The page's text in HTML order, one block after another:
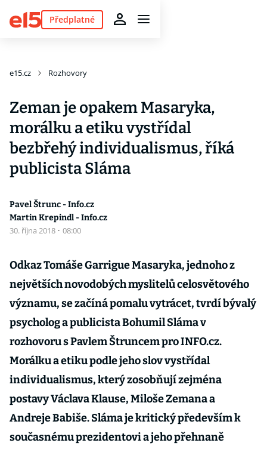
Předplatné
e15.cz Rozhovory
Zeman je opakem Masaryka,
morálku a etiku vystřídal
bezbřehý individualismus, říká
publicista Sláma
Pavel Štrunc - Info.cz
Martin Krepindl - Info.cz
30. října 2018 · 08:00
Odkaz Tomáše Garrigue Masaryka, jednoho z
největších novodobých myslitelů celosvětového
významu, se začíná pomalu vytrácet, tvrdí bývalý
psycholog a publicista Bohumil Sláma v
rozhovoru s Pavlem Štruncem pro INFO.cz.
Morálku a etiku podle jeho slov vystřídal
individualismus, který zosobňují zejména
postavy Václava Klause, Miloše Zemana a
Andreje Babiše. Sláma je kritický především k
současnému prezidentovi a jeho přehnaně